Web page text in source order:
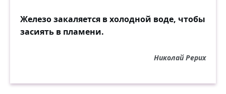
Железо закаляется в холодной воде, чтобы
засиять в пламени.
Николай Рерих